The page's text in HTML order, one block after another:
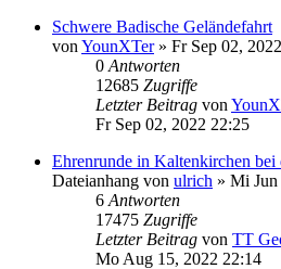
Schwere Badische Geländefahrt
von YounXTer» Fr Sep 02,
0 Antworten
12685 Zugriffe
Letzter Beitrag von
Fr Sep 02, 2022 22:25
Ehrenrunde in Kaltenkirchen
Dateianhang von ulrich » Mi Jun
6 Antworten
17475 Zugriffe
Letzter Beitrag von TT
Mo Aug 15, 2022 22:14